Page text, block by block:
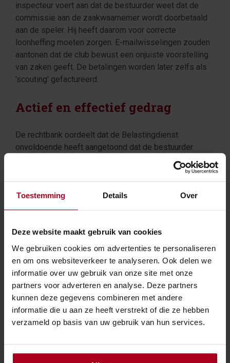
Toestemming Details Over
Deze website maakt gebruik van cookies
We gebruiken cookies om advertenties te personaliseren
en om ons websiteverkeer te analyseren. Ook delen we
informatie over uw gebruik van onze site met onze
partners voor adverteren en analyse. Deze partners
kunnen deze gegevens combineren met andere
informatie die u aan ze heeft verstrekt of die ze hebben
verzameld op basis van uw gebruik van hun services.
inspecteur voert aan dat de bestuurder weet dat de
commissie aan de zaakwaarnemer wordt doorbetaald
aan de speler. Hij heeft daarom voor correcte
loonheffing moeten zorgen. E-mailwisselingen zouden
aantonen dat de club bewust een onjuiste voorstelling
van zaken geeft. De betalingen worden later zelfs als
'scouting' gefactureerd.
Actief en effectief gedrag
De rechtbank oordeelt dat de Belastingdienst
onvoldoende heeft aangetoond dat de bestuurder
feitelijk leiding gaf. Feitelijk leidinggeven vereist actief
en effectief gedrag. De Belastingdienst heeft niet
kunnen bewijzen dat betalingen uit de eerste
overeenkomst daadwerkelijk bij de speler terecht zijn
gekomen. Bij de tweede overeenkomst ontbreekt
betalingen uit de tweede overeenkomst vinden plaats
tussen mei en september 2015. De bestuurder is sinds
maart 2015 niet meer werkzaam bij de club. De
rechtbank benadrukt dat enkel bestuurder zijn
onvoldoende is voor feitelijk leidinggeven. Er moet
sprake zijn van actieve betrokkenheid bij de verboden
gedraging.